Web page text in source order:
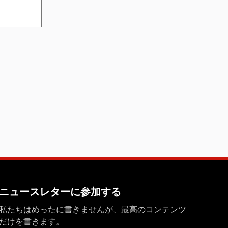
ュースレターに参加する
たちはめったに書きませんが、最高のコンテンツ
けを書きます。